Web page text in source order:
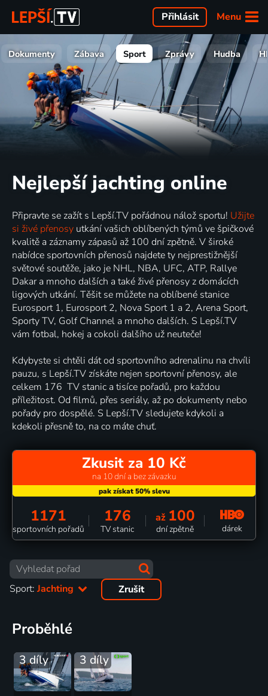
Menu
Přihlásit
Dokumenty Zábava Sport Zprávy Hudba
Nejlepší jachting online
Připravte se zažít s Lepší.TV pořádnou nálož sportu! Užijte
si živé přenosy utkání vašich oblíbených týmů ve špičkové
kvalitě a záznamy zápasů až 100 dní zpětně. V široké
nabídce sportovních přenosů najdete ty nejprestižnější
světové soutěže, jako je NHL, NBA, UFC, ATP, Rallye
Dakar a mnoho dalších a také živé přenosy z domácích
ligových utkání. Těšit se můžete na oblíbené stanice
Eurosport 1, Eurosport 2, Nova Sport 1 a 2, Arena Sport,
Sporty TV, Golf Channel a mnoho dalších. S Lepší.TV
vám fotbal, hokej a cokoli dalšího už neuteče!
Kdybyste si chtěli dát od sportovního adrenalinu na chvíli
pauzu, s Lepší.TV získáte nejen sportovní přenosy, ale
celkem 176 TV stanic a tisíce pořadů, pro každou
příležitost. Od filmů, přes seriály, až po dokumenty nebo
pořady pro dospělé. S Lepší.TV sledujete kdykoli a
kdekoli přesně to, na co máte chuť.
Zkusit za 10 Kč
na 10 dní a bez závazku
1171
sportovních pořadů
176
TV stanic
až 100
dní zpětně dárek
Sport: Jachting Zrušit
Proběhlé
3 díly 3 díly